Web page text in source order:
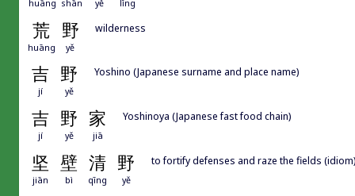
huāng shān yě lǐng
荒 野
huāng yě
wilderness
吉 野
jí yě
Yoshino (Japanese surname and place name)
吉 野 家
jí yě jiā
Yoshinoya (Japanese fast food chain)
坚 壁 清 野
jiān bì qīng yě
to fortify defenses and raze the fields